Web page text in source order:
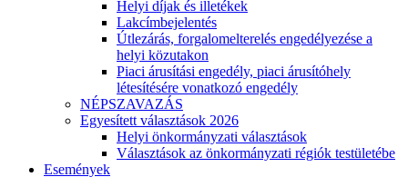
Helyi díjak és illetékek
Lakcímbejelentés
Útlezárás, forgalomelterelés engedélyezése a
helyi közutakon
Piaci árusítási engedély, piaci árusítóhely
létesítésére vonatkozó engedély
NÉPSZAVAZÁS
Egyesített választások 2026
Helyi önkormányzati választások
Választások az önkormányzati régiók testületébe
Események